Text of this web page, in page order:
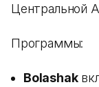
Центральной
Программы:
Bolashak